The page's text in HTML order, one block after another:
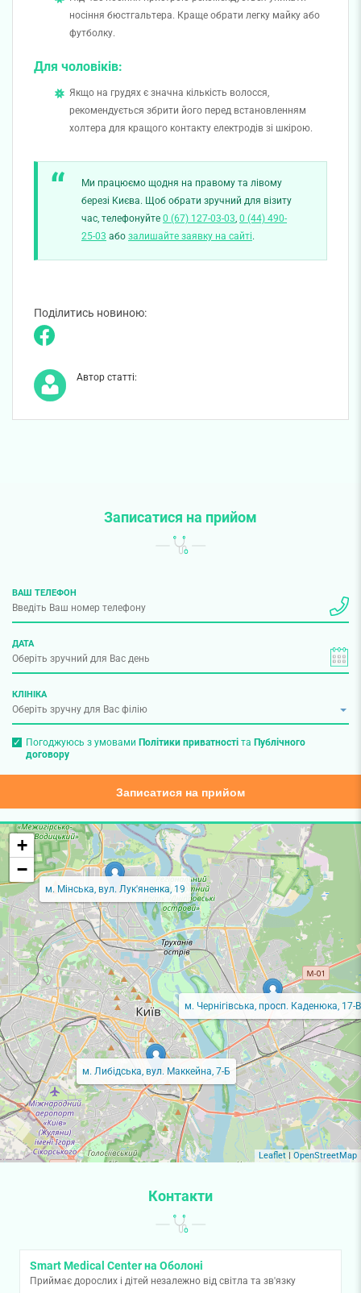
носіння бюстгальтера. Краще обрати легку майку або
футболку.
Для чоловіків:
Якщо на грудях є значна кількість волосся,
рекомендується збрити його перед встановленням
холтера для кращого контакту електродів зі шкірою.
Ми працюємо щодня на правому та лівому
березі Києва. Щоб обрати зручний для візиту
час, телефонуйте 0 (67) 127-03-03 0 (44) 490-
25-03 або залишайте заявку на сайті.
Поділитись новиною:
Автор статті:
Записатися на прийом
ВАШ ТЕЛЕФОН
ДАТА
КЛІНІКА
Погоджуюсь з умовами Політики приватностіта Публічного
договору
Записатися на прийом
м. Мінська, вул. Лук'яненка, 19
м. Либідська, вул. Маккейна, 7-Б
м. Чернігівська, просп. Каденюка, 17-В
+
−
Leaflet| OpenStreetMap
Контакти
Smart Medical Center на Оболоні
Приймає дорослих і дітей незалежно від світла та зв'язку